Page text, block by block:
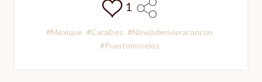
1
#Mexique #Caraibes #Nowjaderivieracancun
#Puertomorelos